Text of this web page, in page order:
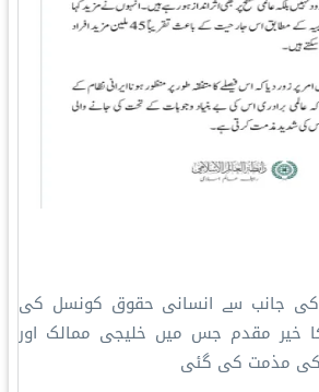
کی جانب سے انسانی حقوق کونسل کی
خیر مقدم جس میں خلیجی ممالک اور
کی مذمت کی گئی